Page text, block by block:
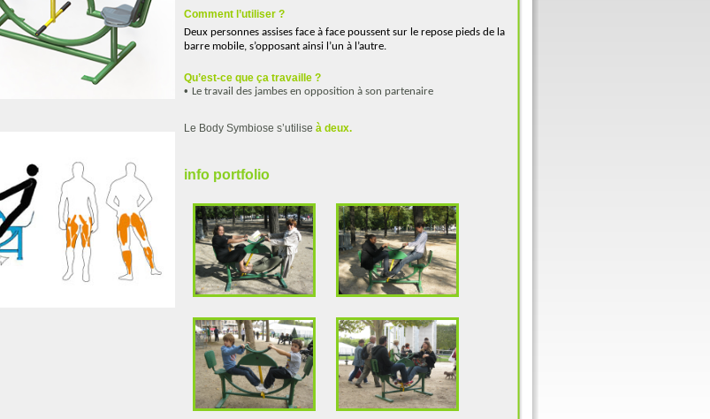
Comment l’utiliser ?
Deux personnes assises face à face poussent sur le repose pieds de la
barre mobile, s’opposant ainsi l’un à l’autre.
Qu’est-ce que ça travaille ?
• Le travail des jambes en opposition à son partenaire
Le Body Symbiose s’utilise à deux.
info portfolio